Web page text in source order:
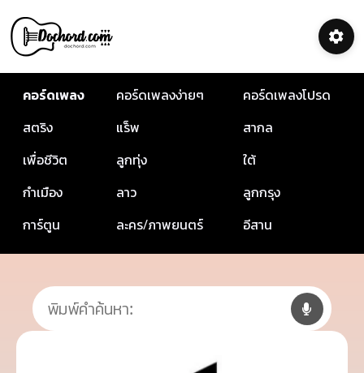
คอร์ดเพลง คอร์ดเพลงง่ายๆ
คอร์ดเพลงโปรด
สตริง
แร็พ
สากล
เพื่อชีวิต
ลูกทุ่ง
ใต้
กำเมือง
ลาว
ลูกกรุง
การ์ตูน
ละคร/ภาพยนตร์ อีสาน